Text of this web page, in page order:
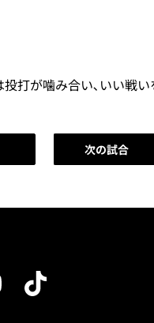
打が噛み合い､いい戦
次の試合